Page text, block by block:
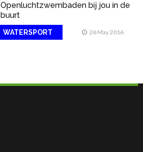
Openluchtzwembaden bij jou in de
buurt
WATERSPORT 26 May 2016